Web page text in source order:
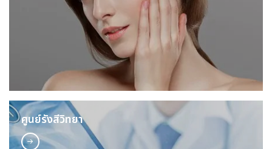
ศูนย์รังสีวิทยา